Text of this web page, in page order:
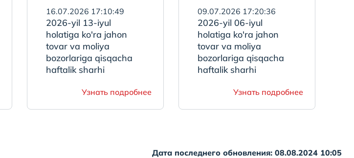
16.07.2026 17:10:49
2026-yil 13-iyul
holatiga ko'ra jahon
tovar va moliya
bozorlariga qisqacha
haftalik sharhi
Узнать подробнее
09.07.2026 17:20:36
2026-yil 06-iyul
holatiga ko'ra jahon
tovar va moliya
bozorlariga qisqacha
haftalik sharhi
Узнать подробнее
Дата последнего обновления: 08.08.2024 10:05